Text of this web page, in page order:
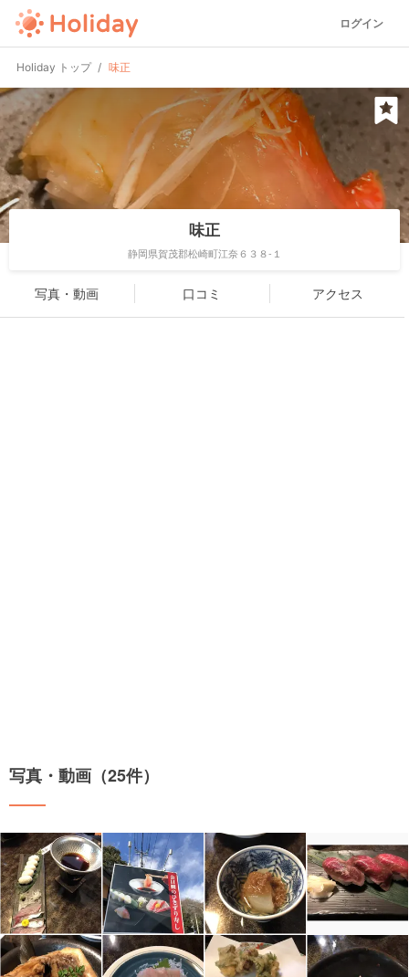
ログイン
Holiday トップ 味正
味正
静岡県賀茂郡松崎町江奈６３８-１
写真・動画 口コミ アクセス
写真・動画（25件）